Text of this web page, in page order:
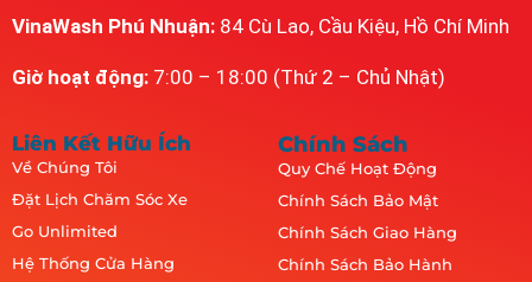
VinaWash Phú Nhuận: 84 Cù Lao, Cầu Kiệu, Hồ Chí Minh
Giờ hoạt động: 7:00 – 18:00 (Thứ 2 – Chủ Nhật)
Liên Kết Hữu Ích
Về Chúng Tôi
Đặt Lịch Chăm Sóc Xe
Go Unlimited
Hệ Thống Cửa Hàng
Chính Sách
Quy Chế Hoạt Động
Chính Sách Bảo Mật
Chính Sách Giao Hàng
Chính Sách Bảo Hành